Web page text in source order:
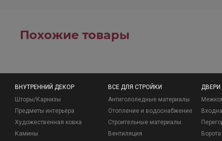
Похожие товары
ВНУТРЕННИЙ ДЕКОР
Шторы/Карнизы
Предметы интерьера
Художественная ковка
Камины
ВСЕ ДЛЯ СТРОЙКИ
Антигололедные материалы
Отопление и водоснабжение
Строительные материалы
Вентиляция
ДВЕРИ
Ворота